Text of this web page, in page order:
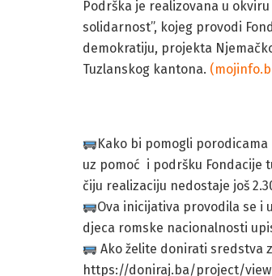
Podrška je realizovana u
solidarnost”, kojeg provodi
demokratiju, projekta
Tuzlanskog kantona.
Kako bi pomogli porodicama
uz pomoć i podršku Fondacije
čiju realizaciju nedostaje još
Ova inicijativa provodila se i
djeca romske nacionalnosti
Ako želite donirati sredstva
https://doniraj.ba/project/